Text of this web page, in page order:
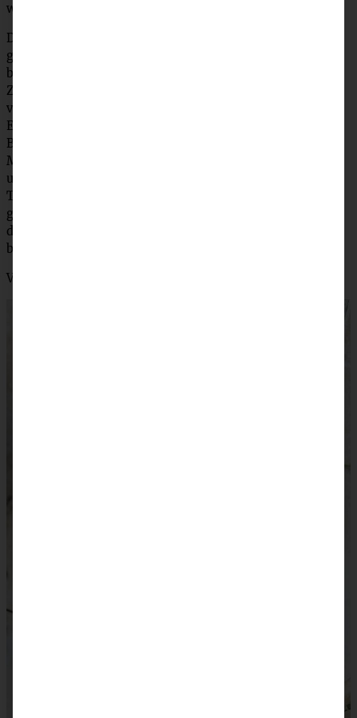
waschen, entsteinen und halbieren.
Die Butter zusammen mit der Schokolade in einen Topf
geben und über dem Wasserbad schmelzen. Wenn sich
beides aufgelöst hat, den Herd ausschalten und den
Zucker hineingeben. In der noch warmen Masse
verrühren. Den Topf vom Herd nehmen und das Vanille-
Extrakt und die Eier nach und nach in die Schoko-
Buttermasse einrühren. Nicht zu stark schlagen! Nun das
Mehl und Kakaopulver zugeben und gerade eben
untermischen. Zuletzt die Kirschen einrühren und den
Teig in eine mit Backpapier ausgelegte Brownie-Form
geben. Die grob gehackten Mandeln darüber streuen und
den Brownie im vorgeheizten Ofen für 30 – 35 Minuten
backen, in der Form auskühlen lassen.
Vor dem Servieren in Quadrate schneiden.